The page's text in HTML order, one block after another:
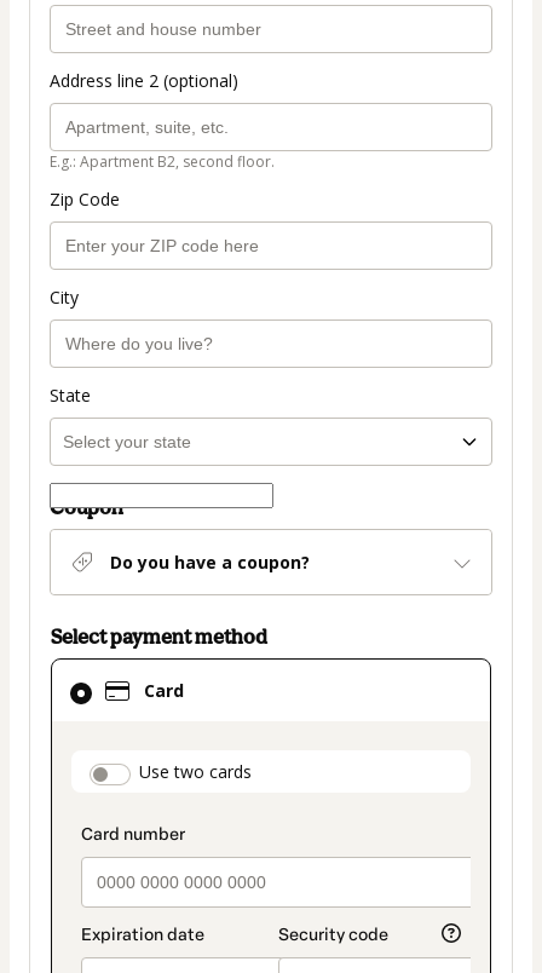
Address line 2 (optional)
E.g.: Apartment B2, second floor.
Zip Code
City
State
Coupon
Do you have a coupon?
Select payment method
Card
payment_data.section_title_v2
Use two cards
Card
selected
method